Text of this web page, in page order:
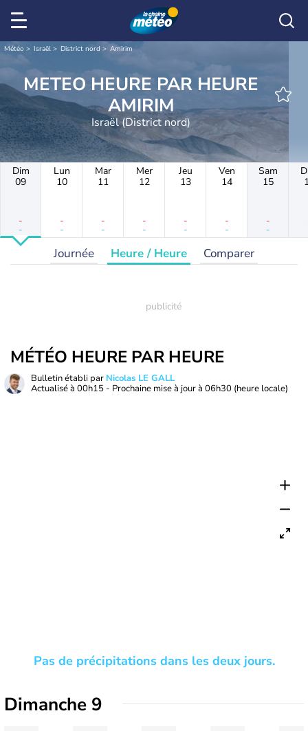
Météo Israël District nord Amirim
METEO HEURE PAR HEURE
AMIRIM
Israël (District nord)
Dim
09
-
-
Lun
10
-
-
Mar
11
-
-
Mer
12
-
-
Jeu
13
-
-
Ven
14
-
-
Sam
15
-
-
Journée Heure / Heure Comparer
MÉTÉO HEURE PAR HEURE
Bulletin établi par Nicolas LE GALL
Actualisé à 00h15 - Prochaine mise à jour à 06h30 (heure locale)
Pas de précipitations dans les deux jours.
Dimanche 9